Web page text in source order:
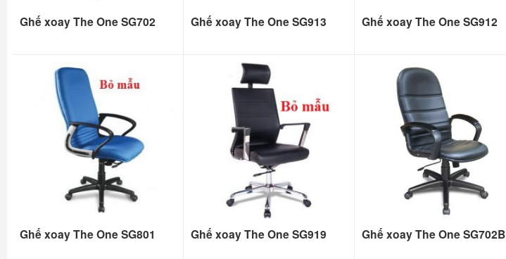
Ghế xoay The One SG702 Ghế xoay The One SG913 Ghế xoay The One SG912
Ghế xoay The One SG801 Ghế xoay The One SG919 Ghế xoay The One SG702B